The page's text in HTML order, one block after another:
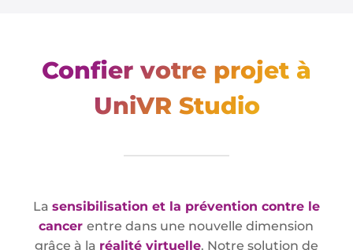
Confier votre projet à
UniVR Studio
La sensibilisation et la prévention contre le
cancerentre dans une nouvelle dimension
grâce à la réalité virtuelle. Notre solution de